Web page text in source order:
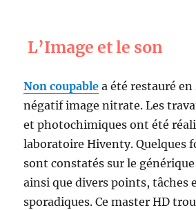
L’Image et le son
Non coupable a été restauré
négatif image nitrate. Les
et photochimiques ont été
laboratoire Hiventy. Quelques
sont constatés sur le
ainsi que divers points, tâches
sporadiques. Ce master HD